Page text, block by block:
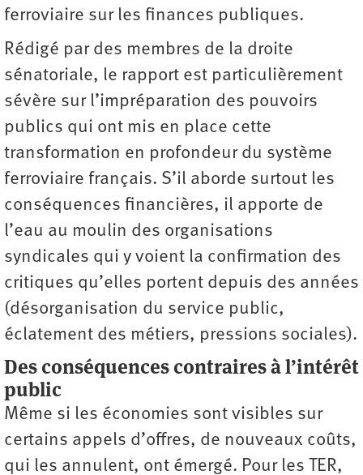
ferroviaire sur les finances publiques.
Rédigé par des membres de la droite
sénatoriale, le rapport est particulièrement
sévère sur l’impréparation des pouvoirs
publics qui ont mis en place cette
transformation en profondeur du système
ferroviaire français. S’il aborde surtout les
conséquences financières, il apporte de
l’eau au moulin des organisations
syndicales qui y voient la confirmation des
critiques qu’elles portent depuis des années
(désorganisation du service public,
éclatement des métiers, pressions sociales).
Des conséquences contraires à l’intérêt
public
Même si les économies sont visibles sur
certains appels d’offres, de nouveaux coûts,
qui les annulent, ont émergé. Pour les TER,